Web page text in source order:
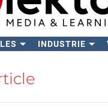
INDUSTRIE